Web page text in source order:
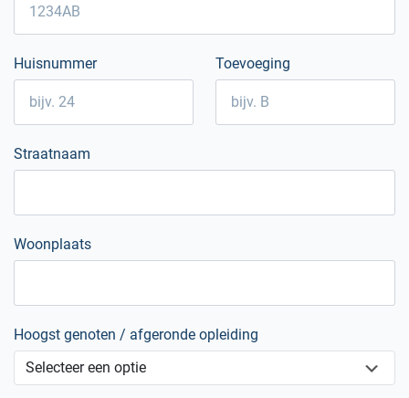
Huisnummer Toevoeging
Straatnaam
Woonplaats
Hoogst genoten / afgeronde opleiding